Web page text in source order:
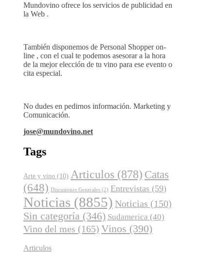
Mundovino ofrece los servicios de publicidad en
la Web .
También disponemos de Personal Shopper on-
line , con el cual te podemos asesorar a la hora
de la mejor elección de tu vino para ese evento o
cita especial.
No dudes en pedirnos información. Marketing y
Comunicación.
jose@mundovino.net
Tags
Arte y vino (10) Articulos (878) Catas
(648) Discusiones Generales (2) Entrevistas (59)
Noticias (8855) Noticias (150)
Sin categoría (346) Sudamerica (40)
Vino del mes (165) Vinos (390)
Articulos